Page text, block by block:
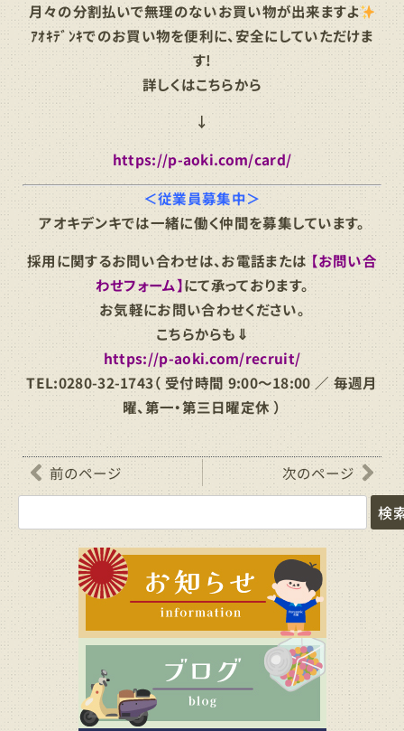
月々の分割払いで無理のないお買い物が出来ますよ
ｱｵｷﾃﾞﾝｷでのお買い物を便利に、安全にしていただけま
す!
詳しくはこちらから
↓
https://p-aoki.com/card/
＜従業員募集中＞
アオキデンキでは一緒に働く仲間を募集しています。
採用に関するお問い合わせは、お電話または【お問い合
わせフォーム】にて承っております。
お気軽にお問い合わせください。
こちらからも⇓
https://p-aoki.com/recruit/
TEL:0280-32-1743（ 受付時間 9:00～18:00 ／ 毎週月
曜、第一・第三日曜定休 ）
前のページ 次のページ
検